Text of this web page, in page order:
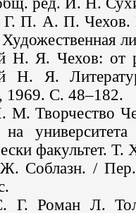
Г. П. А. П. Чехов.
Н. Я. Чехов: от
Н. Я.
1969. С. 48–182.
М. Творчество
факультет.
Ж. Соблазн. /
Г. Роман Л.